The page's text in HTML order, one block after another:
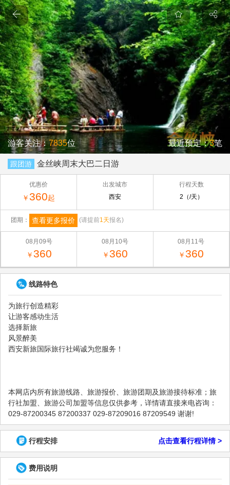
游客关注：7835位 最近预定：3笔
跟团游 金丝峡周末大巴二日游
优惠价
￥360起
出发城市
西安
行程天数
2（/天）
团期： 查看更多报价 (请提前1天报名)
08月09号
￥360
08月10号
￥360
08月11号
￥360
线路特色
为旅行创造精彩
让游客感动生活
选择新旅
风景醉美
西安新旅国际旅行社竭诚为您服务！
本网店内所有旅游线路、旅游报价、旅游团期及旅游接待标准；旅
行社加盟、旅游公司加盟等信息仅供参考，详情请直接来电咨询：
029-87200345 87200337 029-87209016 87209549 谢谢!
行程安排 点击查看行程详情 >
费用说明